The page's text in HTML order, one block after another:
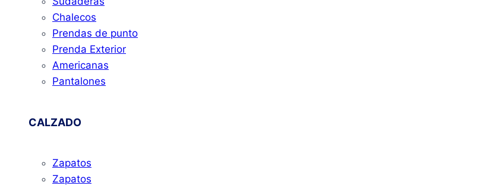
Chalecos
Prendas de punto
Prenda Exterior
Americanas
Pantalones
CALZADO
Zapatos
Zapatos